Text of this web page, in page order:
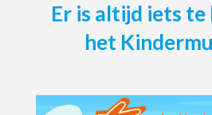
Er is altijd iets te
het